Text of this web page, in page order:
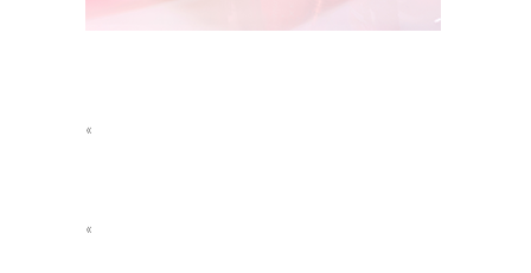
«
«